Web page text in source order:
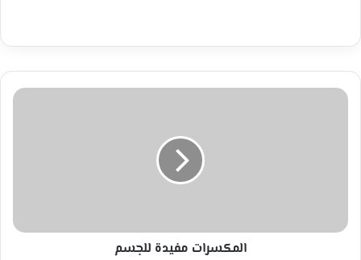
المكسرات
المكسرات مفيدة للجسم